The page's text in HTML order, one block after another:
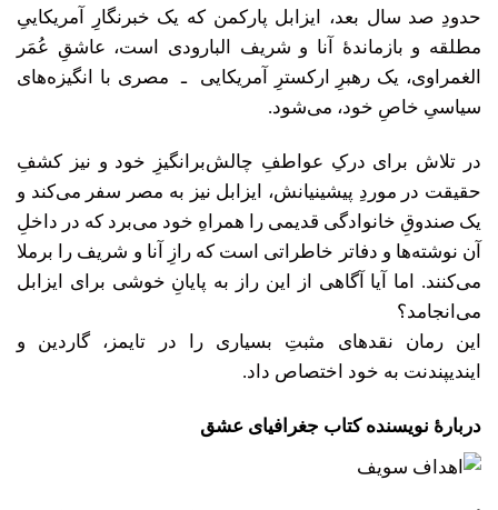
حدودِ صد سال بعد، ایزابل پارکمن که یک خبرنگارِ آمریکاییِ
مطلقه و بازماندۀ آنا و شریف البارودی است، عاشقِ عُمَر
الغمراوی، یک رهبرِ ارکسترِ آمریکایی ـ مصری با انگیزه‌های
سیاسیِ خاصِ خود، می‌شود.
در تلاش برای درکِ عواطفِ چالش‌برانگیزِ خود و نیز کشفِ
حقیقت در موردِ پیشینیانش، ایزابل نیز به مصر سفر می‌کند و
یک صندوقِ خانوادگی قدیمی را همراهِ خود می‌برد که در داخلِ
آن نوشته‌ها و دفاتر خاطراتی است که رازِ آنا و شریف را برملا
می‌کنند. اما آیا آگاهی از این راز به پایانِ خوشی برای ایزابل
می‌انجامد؟
این رمان نقدهای مثبتِ بسیاری را در تایمز، گاردین و
ایندیپندنت به خود اختصاص داد.
دربارۀ نویسنده کتاب جغرافیای عشق